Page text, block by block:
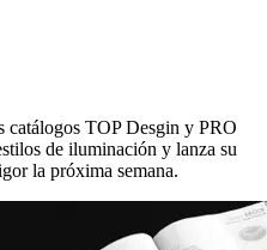
catálogos TOP Desgin y PRO
de iluminación y lanza su
la próxima semana.